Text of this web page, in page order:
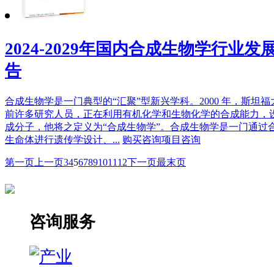
2024-2029年国内合成生物学行业发
告
合成生物学是一门典型的“汇聚”型新兴学科。2000 年，斯坦
前许多研究人员，正在利用有机化学和生物化学的合成能力
成分子，他将之定义为“合成生物学”。合成生物学是一门通
生命体进行遗传学设计、... 购买咨询项目咨询
第一页 上一页34567891011 12下一页最末页
咨询服务